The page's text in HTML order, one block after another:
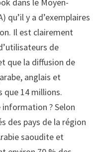
qu’il y a d’exemplaires
Il est clairement
de
que la diffusion de
anglais et
que 14 millions.
? Selon
des pays de la région
saoudite et